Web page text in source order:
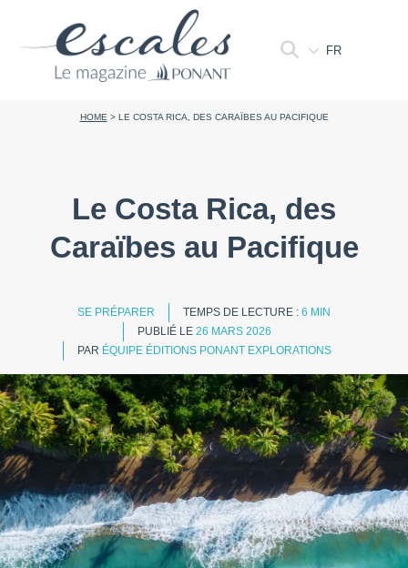
FR
HOME > LE COSTA RICA, DES CARAÏBES AU PACIFIQUE
Le Costa Rica, des
Caraïbes au Pacifique
SE PRÉPARER TEMPS DE LECTURE : 6 MIN
PUBLIÉ LE 26 MARS 2026
PAR ÉQUIPE ÉDITIONS PONANT EXPLORATIONS